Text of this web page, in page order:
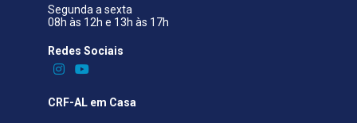
Segunda a sexta
08h às 12h e 13h às 17h
Redes Sociais​
CRF-AL em Casa